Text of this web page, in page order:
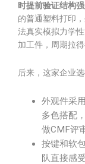
时提前验证结构
的普通塑料打印
法真实模拟力学
加工件，周期拉得
后来，这家企业
外观件采用
多色搭配
做CMF评
按键和软
队直接感